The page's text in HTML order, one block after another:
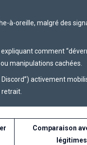
à-oreille, malgré des
comment
manipulations cachées.
activement
retrait.
Comparaison
légitimes